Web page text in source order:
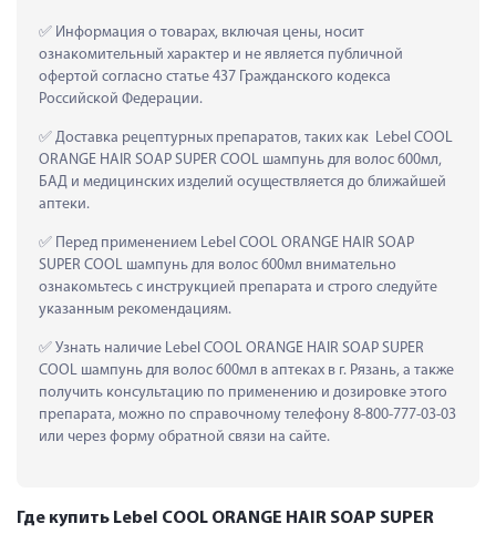
Информация о товарах, включая цены, носит
ознакомительный характер и не является публичной
офертой согласно статье 437 Гражданского кодекса
Российской Федерации.
Доставка рецептурных препаратов, таких как  Lebel COOL
ORANGE HAIR SOAP SUPER COOL шампунь для волос 600мл,
БАД и медицинских изделий осуществляется до ближайшей
аптеки.
Перед применением Lebel COOL ORANGE HAIR SOAP
SUPER COOL шампунь для волос 600мл внимательно
ознакомьтесь с инструкцией препарата и строго следуйте
указанным рекомендациям.
Узнать наличие Lebel COOL ORANGE HAIR SOAP SUPER
COOL шампунь для волос 600мл в аптеках в г. Рязань, а также
получить консультацию по применению и дозировке этого
препарата, можно по справочному телефону 8-800-777-03-03
или через форму обратной связи на сайте.
Где купить Lebel COOL ORANGE HAIR SOAP SUPER